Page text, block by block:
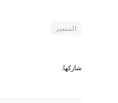
المتميز
شاركها.